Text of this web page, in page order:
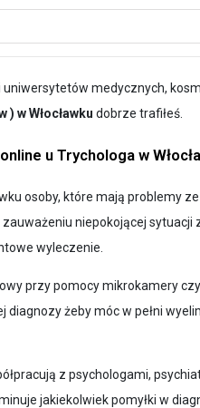
medycznych,
w Włocławku dobrze trafiłeś.
u Trychologa w
osoby, które mają problemy ze
niepokojącej sytuacji
wyleczenie.
przy pomocy mikrokamery
żeby móc w pełni
z psychologami,
jakiekolwiek pomyłki w